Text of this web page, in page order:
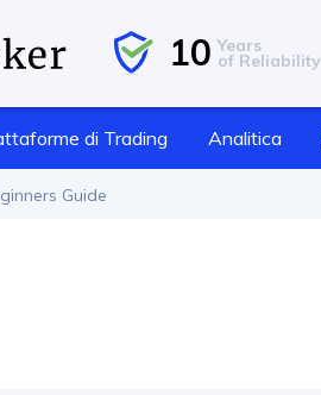
10 Years
of Reliability
di Trading Analitica
Guide